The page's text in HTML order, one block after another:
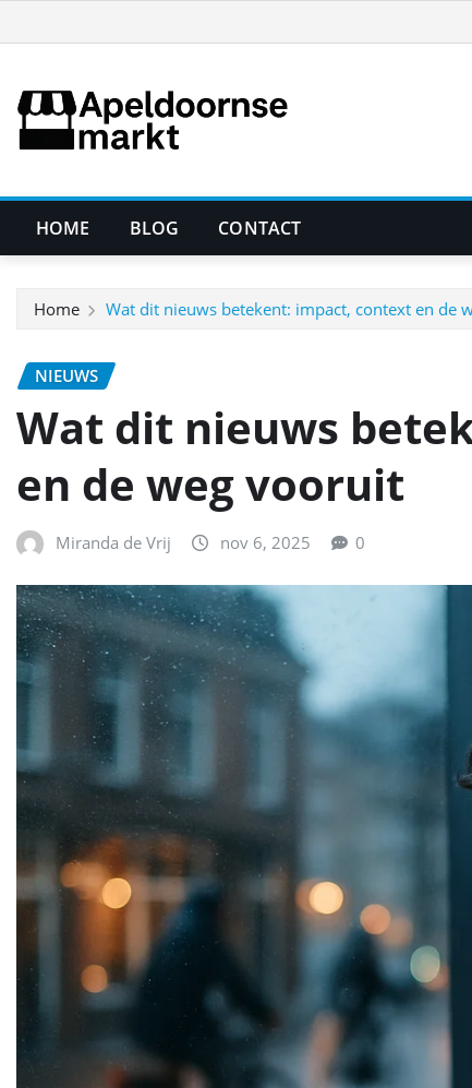
naar
inhoud
HOME BLOG CONTACT
Home Wat dit nieuws betekent: impact, context en de
NIEUWS
Wat dit nieuws
en de weg vooruit
Miranda de Vrij nov 6, 2025 0